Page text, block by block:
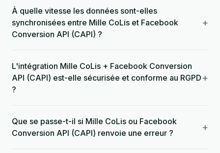
À quelle vitesse les données sont-elles
synchronisées entre Mille CoLis et Facebook
Conversion API (CAPI) ?
+
L'intégration Mille CoLis + Facebook Conversion
API (CAPI) est-elle sécurisée et conforme au RGPD
?
+
Que se passe-t-il si Mille CoLis ou Facebook
Conversion API (CAPI) renvoie une erreur ?
+